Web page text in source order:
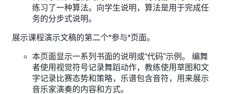
练习了一种算法。向学生说明，算法是用于完成任
务的分步式说明。
展示课程演示文稿的第二个*参与*页面。
本页面显示一系列书面的说明或“代码”示例。 编舞
者使用视觉符号记录舞蹈动作，教练使用草图和文
字记录比赛态势和策略，乐谱包含音符，用来展示
音乐家演奏的内容和方式。